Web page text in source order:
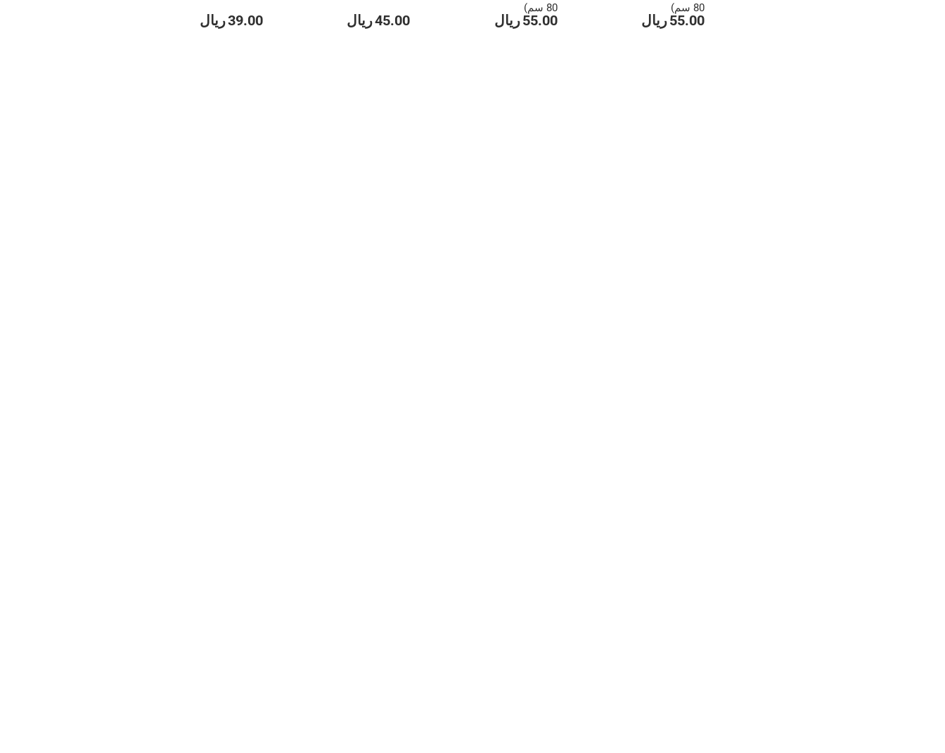
80 سم)
55.00 ريال
80 سم)
55.00 ريال 45.00 ريال 39.00 ريال